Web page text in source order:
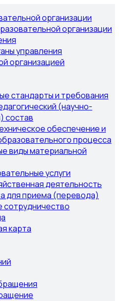
организации
организации
управления
организацией
стандарты и требования
(научно-
состав
обеспечение и
процесса
виды материальной
услуги
деятельность
для приема (перевода)
карта